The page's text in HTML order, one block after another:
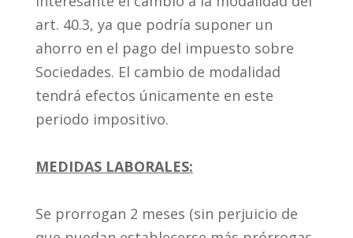
art. 40.3, ya que podría suponer un
ahorro en el pago del impuesto sobre
Sociedades. El cambio de modalidad
tendrá efectos únicamente en este
periodo impositivo.
MEDIDAS LABORALES:
Se prorrogan 2 meses (sin perjuicio de